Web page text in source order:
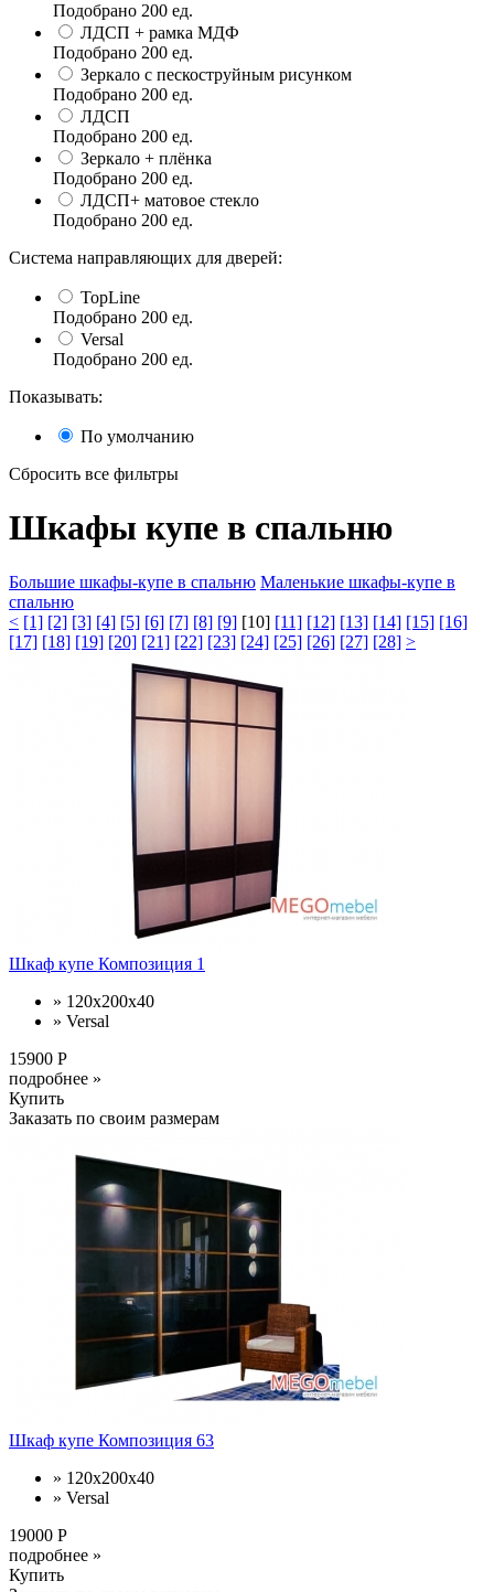
Подобрано 200 ед.
ЛДСП + рамка МДФ
Подобрано 200 ед.
Зеркало с пескоструйным рисунком
Подобрано 200 ед.
ЛДСП
Подобрано 200 ед.
Зеркало + плёнка
Подобрано 200 ед.
ЛДСП+ матовое стекло
Подобрано 200 ед.
Система направляющих для дверей:
TopLine
Подобрано 200 ед.
Versal
Подобрано 200 ед.
Показывать:
По умолчанию
Сбросить все фильтры
Шкафы купе в спальню
Большие шкафы-купе в спальню Маленькие шкафы-купе в
спальню
< [1] [2] [3] [4] [5] [6] [7] [8] [9] [10] [11] [12] [13] [14] [15] [16]
[17] [18] [19] [20] [21] [22] [23] [24] [25] [26] [27] [28] >
Шкаф купе Композиция 1
» 120x200x40
» Versal
15900 Р
подробнее »
Купить
Заказать по своим размерам
Шкаф купе Композиция 63
» 120x200x40
» Versal
19000 Р
подробнее »
Купить